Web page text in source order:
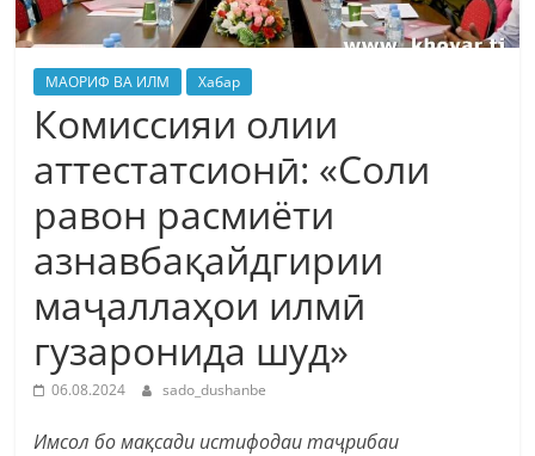
МАОРИФ ВА ИЛМ Хабар
Комиссияи олии
аттестатсионӣ: «Соли
равон расмиёти
азнавбақайдгирии
маҷаллаҳои илмӣ
гузаронида шуд»
06.08.2024 sado_dushanbe
Имсол бо мақсади истифодаи таҷрибаи